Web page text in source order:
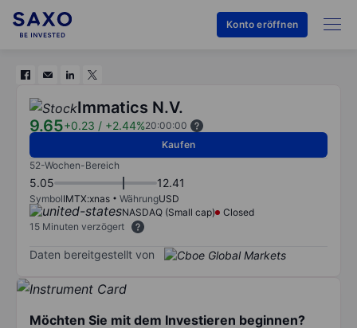
Konto eröffnen
Immatics N.V.
9.65+0.23 / +2.44%20:00:00
Kaufen
52-Wochen-Bereich
5.05 12.41
SymbolIMTX:xnas WährungUSD
NASDAQ (Small cap)
Closed
15 Minuten verzögert
Daten bereitgestellt von
Möchten Sie mit dem Investieren beginnen?